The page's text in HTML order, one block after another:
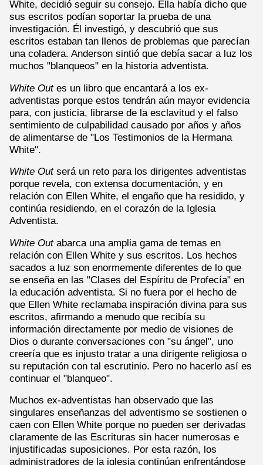
White, decidió seguir su consejo. Ella había dicho que
sus escritos podían soportar la prueba de una
investigación. Él investigó, y descubrió que sus
escritos estaban tan llenos de problemas que parecían
una coladera. Anderson sintió que debía sacar a luz los
muchos "blanqueos" en la historia adventista.
White Outes un libro que encantará a los ex-
adventistas porque estos tendrán aún mayor evidencia
para, con justicia, librarse de la esclavitud y el falso
sentimiento de culpabilidad causado por años y años
de alimentarse de "Los Testimonios de la Hermana
White".
White Outserá un reto para los dirigentes adventistas
porque revela, con extensa documentación, y en
relación con Ellen White, el engaño que ha residido, y
continúa residiendo, en el corazón de la Iglesia
Adventista.
White Outabarca una amplia gama de temas en
relación con Ellen White y sus escritos. Los hechos
sacados a luz son enormemente diferentes de lo que
se enseña en las "Clases del Espíritu de Profecía" en
la educación adventista. Si no fuera por el hecho de
que Ellen White reclamaba inspiración divina para sus
escritos, afirmando a menudo que recibía su
información directamente por medio de visiones de
Dios o durante conversaciones con "su ángel", uno
creería que es injusto tratar a una dirigente religiosa o
su reputación con tal escrutinio. Pero no hacerlo así es
continuar el "blanqueo".
Muchos ex-adventistas han observado que las
singulares enseñanzas del adventismo se sostienen o
caen con Ellen White porque no pueden ser derivadas
claramente de las Escrituras sin hacer numerosas e
injustificadas suposiciones. Por esta razón, los
administradores de la iglesia continúan enfrentándose